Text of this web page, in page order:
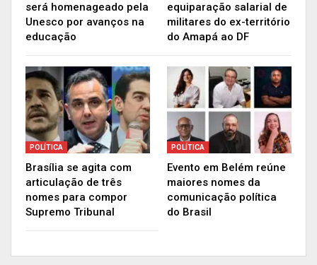
será homenageado pela
Unesco por avanços na
educação
equiparação salarial de
militares do ex-território
do Amapá ao DF
POLÍTICA
Brasília se agita com
articulação de três
nomes para compor
Supremo Tribunal
POLÍTICA
Evento em Belém reúne
maiores nomes da
comunicação política
do Brasil